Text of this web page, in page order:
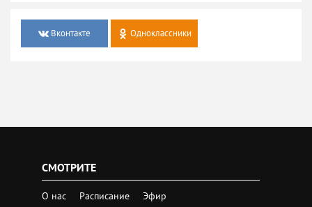
Вконтакте Одноклассники
СМОТРИТЕ
О нас Расписание Эфир